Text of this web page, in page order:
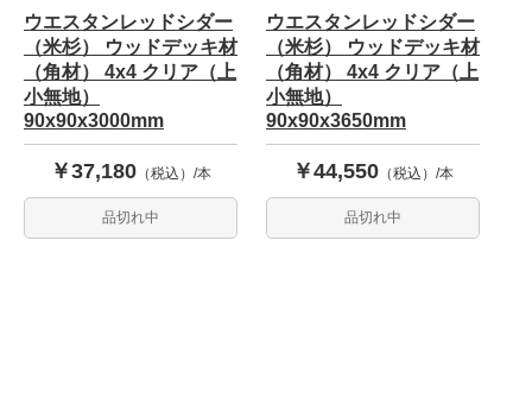
ウエスタンレッドシダー
（米杉） ウッドデッキ材
（角材） 4x4 クリア（上
小無地）
90x90x3000mm
￥37,180 （税込）/本
品切れ中
ウエスタンレッドシダー
（米杉） ウッドデッキ材
（角材） 4x4 クリア（上
小無地）
90x90x3650mm
￥44,550 （税込）/本
品切れ中